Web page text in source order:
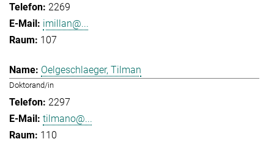
2269
imillan@...
107
Oelgeschlaeger, Tilman
Doktorand/in
2297
tilmano@...
110